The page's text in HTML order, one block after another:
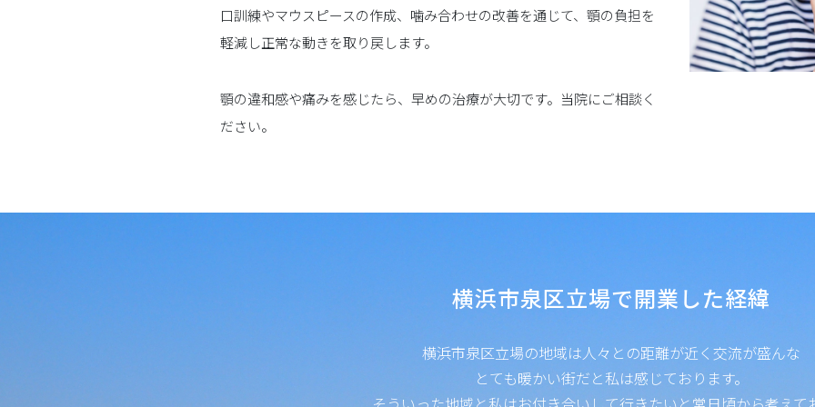
口訓練やマウスピースの作成、噛み合わせの改善を通じて、顎の負担を
軽減し正常な動きを取り戻します。
顎の違和感や痛みを感じたら、早めの治療が大切です。当院にご相談く
ださい。
横浜市泉区立場で開業した経緯
横浜市泉区立場の地域は人々との距離が近く交流が盛んな
とても暖かい街だと私は感じております。